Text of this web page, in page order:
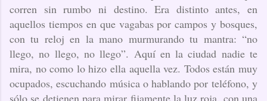
corren sin rumbo ni destino. Era distinto antes, en
aquellos tiempos en que vagabas por campos y bosques,
con tu reloj en la mano murmurando tu mantra: “no
llego, no llego, no llego”. Aquí en la ciudad nadie te
mira, no como lo hizo ella aquella vez. Todos están muy
ocupados, escuchando música o hablando por teléfono, y
sólo se detienen para mirar fijamente la luz roja, con una